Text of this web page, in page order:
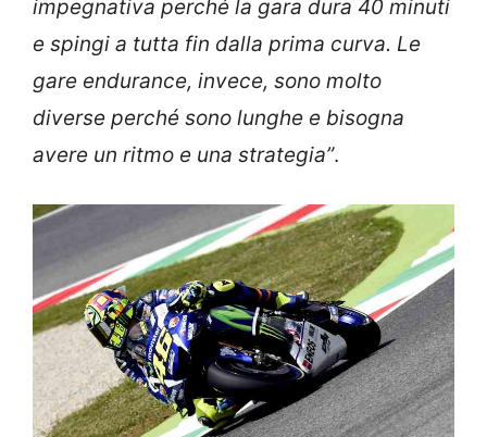
impegnativa perché la gara dura 40 minuti
e spingi a tutta fin dalla prima curva. Le
gare endurance, invece, sono molto
diverse perché sono lunghe e bisogna
avere un ritmo e una strategia”.